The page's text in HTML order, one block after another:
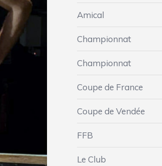
Amical
Championnat
Championnat
Coupe de France
Coupe de Vendée
FFB
Le Club